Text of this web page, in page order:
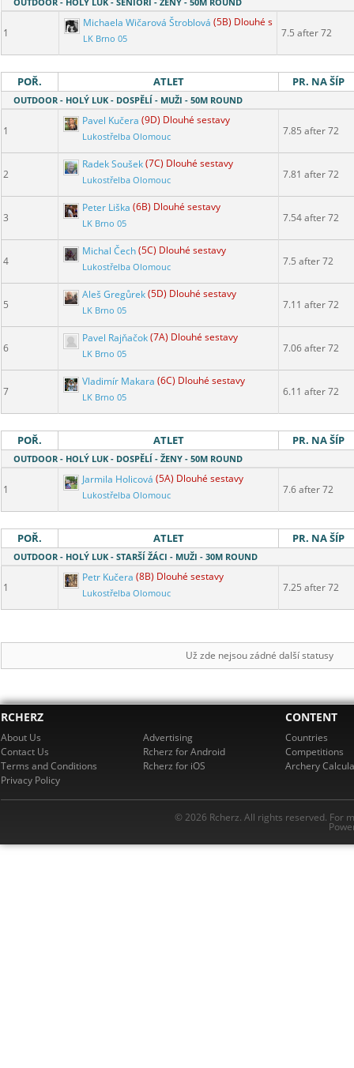
1
Michaela Wičarová Štroblová (5B) Dlouhé sestavy
LK Brno 05 7.5 after 72
POŘ. ATLET PR. NA ŠÍP
OUTDOOR - HOLÝ LUK - DOSPĚLÍ - MUŽI - 50M ROUND
1
Pavel Kučera (9D) Dlouhé sestavy
Lukostřelba Olomouc 7.85 after 72
2
Radek Soušek(7C) Dlouhé sestavy
Lukostřelba Olomouc 7.81 after 72
3
Peter Liška (6B) Dlouhé sestavy
LK Brno 05 7.54 after 72
4
Michal Čech(5C) Dlouhé sestavy
Lukostřelba Olomouc 7.5 after 72
5
Aleš Gregůrek(5D) Dlouhé sestavy
LK Brno 05 7.11 after 72
6
Pavel Rajňačok(7A) Dlouhé sestavy
LK Brno 05 7.06 after 72
7
Vladimír Makara (6C) Dlouhé sestavy
LK Brno 05 6.11 after 72
POŘ. ATLET PR. NA ŠÍP
OUTDOOR - HOLÝ LUK - DOSPĚLÍ - ŽENY - 50M ROUND
1
Jarmila Holicová (5A) Dlouhé sestavy
Lukostřelba Olomouc 7.6 after 72
POŘ. ATLET PR. NA ŠÍP
OUTDOOR - HOLÝ LUK - STARŠÍ ŽÁCI - MUŽI - 30M ROUND
1
Petr Kučera (8B) Dlouhé sestavy
Lukostřelba Olomouc 7.25 after 72
Už zde nejsou zádné další statusy
RCHERZ
About Us
Contact Us
Terms and Conditions
Privacy Policy
Advertising
Rcherz for Android
Rcherz for iOS
CONTENT
Countries
Competitions
Archery
© 2026 Rcherz. All rights reserved. For